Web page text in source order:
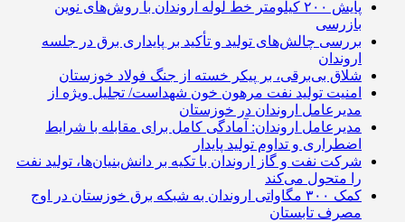
پایش ۲۰۰ کیلومتر خط لوله اروندان با روش‌های نوین
بازرسی
بررسی چالش‌های تولید و تأکید بر پایداری برق در جلسه
اروندان
شلاق‌ بی‌برقی، بر پیکر خسته‌ از جنگ فولاد خوزستان
امنیت تولید نفت مرهون خون شهداست/ تجلیل ویژه از
مدیرعامل اروندان در خوزستان
مدیرعامل اروندان: آمادگی کامل برای مقابله با شرایط
اضطراری و تداوم تولید پایدار
شرکت نفت و گاز اروندان با تکیه بر دانش‌بنیان‌ها، تولید نفت
را متحول می‌کند
کمک ۳۰۰ مگاواتی اروندان به شبکه برق خوزستان در اوج
مصرف تابستان